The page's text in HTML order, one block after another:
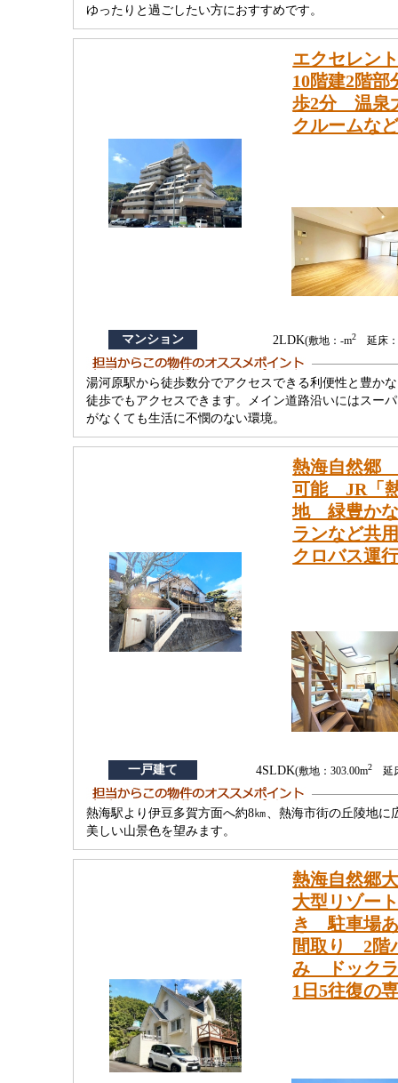
ゆったりと過ごしたい方におすすめです。
エクセレン
10階建2階
歩2分 温泉
クルームな
マンション 2LDK(敷地：-m2 延床：
湯河原駅から徒歩数分でアクセスできる利便性と豊か
徒歩でもアクセスできます。メイン道路沿いにはスー
がなくても生活に不憫のない環境。
熱海自然郷
可能 JR「
地 緑豊かな
ランなど共
クロバス運
一戸建て 4SLDK(敷地：303.00m2延床
熱海駅より伊豆多賀方面へ約8㎞、熱海市街の丘陵地
美しい山景色を望みます。
熱海自然郷
大型リゾー
き 駐車場
間取り 2階
み ドックラ
1日5往復の